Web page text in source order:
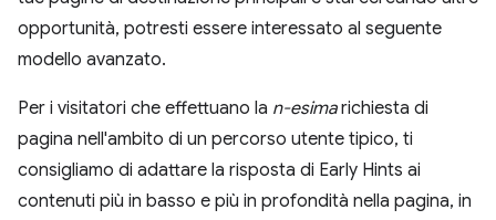
opportunità, potresti essere interessato al seguente
modello avanzato.
Per i visitatori che effettuano la n-esimarichiesta di
pagina nell'ambito di un percorso utente tipico, ti
consigliamo di adattare la risposta di Early Hints ai
contenuti più in basso e più in profondità nella pagina, in